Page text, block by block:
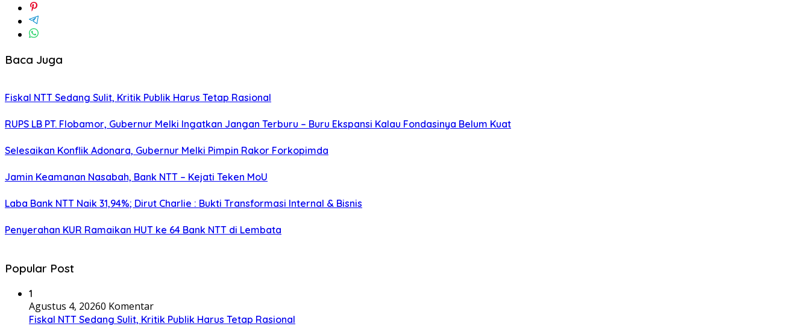
Baca Juga
Fiskal NTT Sedang Sulit, Kritik Publik Harus Tetap Rasional
RUPS LB PT. Flobamor, Gubernur Melki Ingatkan Jangan Terburu – Buru Ekspansi Kalau Fondasinya Belum Kuat
Selesaikan Konflik Adonara, Gubernur Melki Pimpin Rakor Forkopimda
Jamin Keamanan Nasabah, Bank NTT – Kejati Teken MoU
Laba Bank NTT Naik 31,94%; Dirut Charlie : Bukti Transformasi Internal & Bisnis
Penyerahan KUR Ramaikan HUT ke 64 Bank NTT di Lembata
Popular Post
1
Agustus 4, 20260 Komentar
Fiskal NTT Sedang Sulit, Kritik Publik Harus Tetap Rasional